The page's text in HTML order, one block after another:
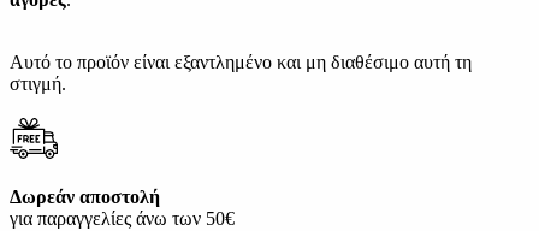
Αυτό το προϊόν είναι εξαντλημένο και μη διαθέσιμο αυτή τη
στιγμή.
Δωρεάν αποστολή
για παραγγελίες άνω των 50€